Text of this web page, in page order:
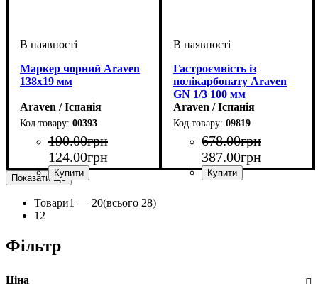
Маркер чорний Araven
138х19 мм
Araven / Іспанія
00393
190.00грн
124.00грн
Гастроємність із
полікарбонату Araven
GN 1/3 100 мм
Araven / Іспанія
09819
678.00грн
387.00грн
Показати ще
Товари1 — 20(всього 28)
1 2
Фільтр
Ціна